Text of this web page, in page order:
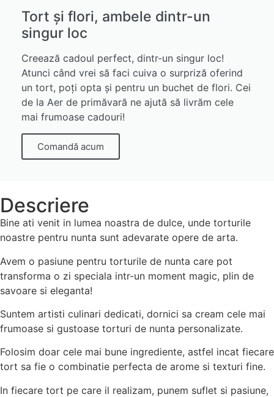
Tort și flori, ambele dintr-un
singur loc
Creează cadoul perfect, dintr-un singur loc!
Atunci când vrei să faci cuiva o surpriză oferind
un tort, poți opta și pentru un buchet de flori. Cei
de la Aer de primăvară ne ajută să livrăm cele
mai frumoase cadouri!
Comandă acum
Descriere
Bine ati venit in lumea noastra de dulce, unde torturile
noastre pentru nunta sunt adevarate opere de arta.
Avem o pasiune pentru torturile de nunta care pot
transforma o zi speciala intr-un moment magic, plin de
savoare si eleganta!
Suntem artisti culinari dedicati, dornici sa cream cele mai
frumoase si gustoase torturi de nunta personalizate.
Folosim doar cele mai bune ingrediente, astfel incat fiecare
tort sa fie o combinatie perfecta de arome si texturi fine.
In fiecare tort pe care il realizam, punem suflet si pasiune,